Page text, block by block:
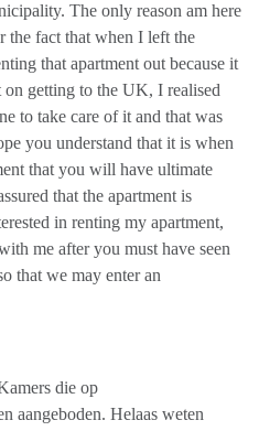
The only reason am here
fact that when I left the
that apartment out because it
getting to the UK, I realised
to take care of it and that was
you understand that it is when
that you will have ultimate
that the apartment is
in renting my apartment,
me after you must have seen
that we may enter an
die op
aangeboden. Helaas weten